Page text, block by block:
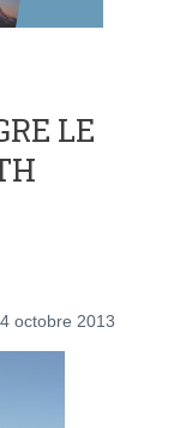
LE
octobre 2013